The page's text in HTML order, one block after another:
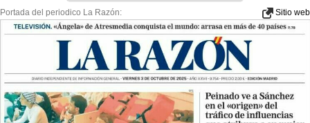
Portada del periodico La Razón: Sitio web